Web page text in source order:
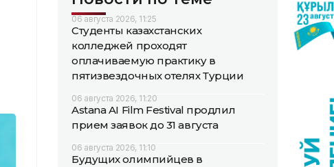
06 августа 2026, 11:25
Студенты казахстанских
колледжей проходят
оплачиваемую практику в
пятизвездочных отелях Турции
06 августа 2026, 11:20
Astana AI Film Festival продлил
прием заявок до 31 августа
06 августа 2026, 11:10
Будущих олимпийцев в